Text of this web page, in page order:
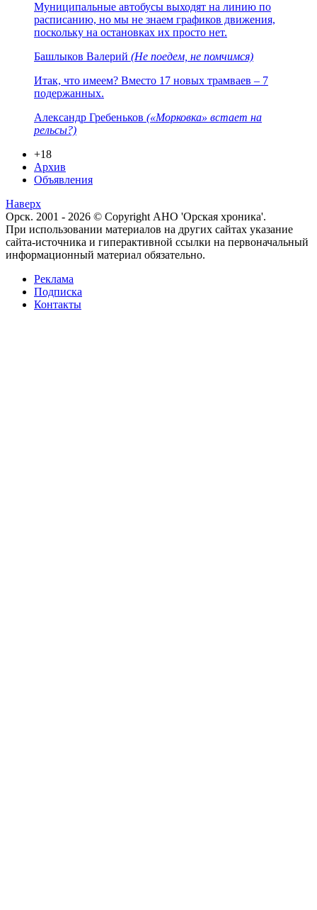
Муниципальные автобусы выходят на линию по
расписанию, но мы не знаем графиков движения,
поскольку на остановках их просто нет.
Башлыков Валерий (Не поедем, не помчимся)
Итак, что имеем? Вместо 17 новых трамваев – 7
подержанных.
Александр Гребеньков («Морковка» встает на
рельсы?)
+18
Архив
Объявления
Наверх
Орск. 2001 - 2026 © Copyright АНО 'Орская хроника'.
При использовании материалов на других сайтах указание
сайта-источника и гиперактивной ссылки на первоначальный
информационный материал обязательно.
Реклама
Подписка
Контакты